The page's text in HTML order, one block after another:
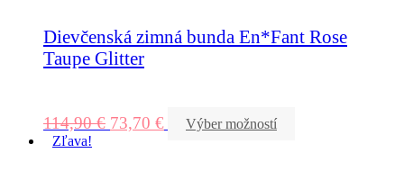
Dievčenská zimná bunda En*Fant Rose
Taupe Glitter
114,90€ 73,70 €
Výber možností
Zľava!